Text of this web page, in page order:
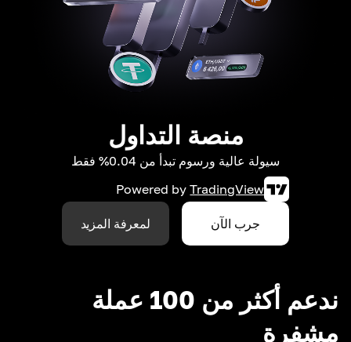
منصة التداول
سيولة عالية ورسوم تبدأ من 0.04% فقط
Powered by TradingView
جرب الآن لمعرفة المزيد
ندعم أكثر من 100 عملة
مشفرة